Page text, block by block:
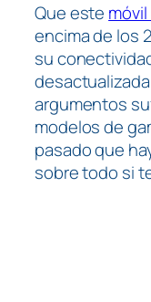
Que este
encima de los
su
argumentos
modelos de
pasado que
sobre todo si